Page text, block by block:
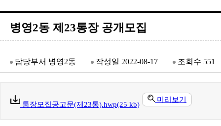
병영2동 제23통장 공개모집
담당부서 병영2동 작성일 2022-08-17 조회수 551
통장모집공고문(제23통).hwp(25 kb)
미리보기